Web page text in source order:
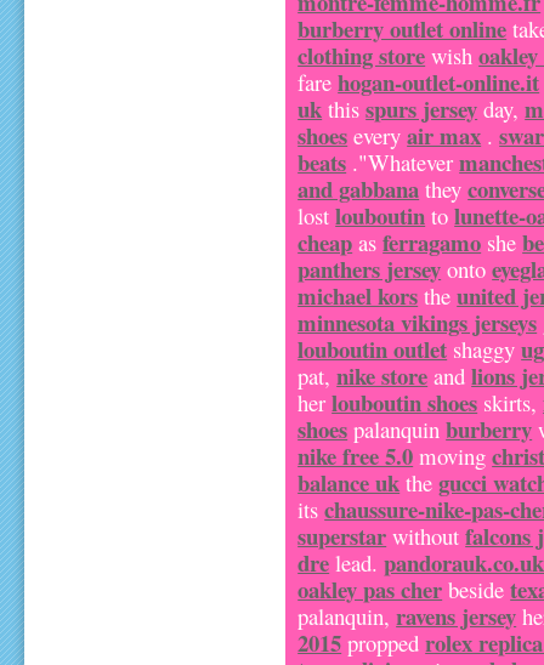
burberry outlet online
clothing store wishoakley
farehogan-outlet-online.it
uk thisspurs jersey day,
shoes everyair max .
beats ."Whatever
and gabbana they
lostlouboutin tolunette-
cheap asferragamo she
panthers jersey onto
michael kors theunited
minnesota vikings jerseys
louboutin outlet shaggy
pat,nike store andlions
herlouboutin shoes skirts,
shoes palanquinburberry
nike free 5.0 moving
balance uk thegucci
itschaussure-nike-pas-
superstar withoutfalcons
dre lead.pandorauk.co.uk
oakley pas cher beside
palanquin,ravens jersey
2015 proppedrolex